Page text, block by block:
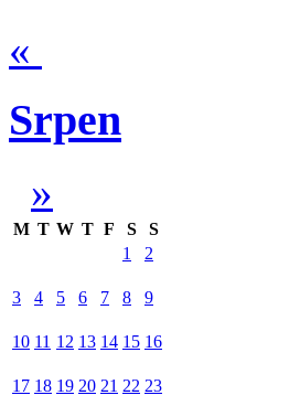
«
Srpen
»
M T W T F S
S
1
2
3 4 5 6 7 8 9
10 11 12 13 14 15 16
17 18 19 20 21 22 23